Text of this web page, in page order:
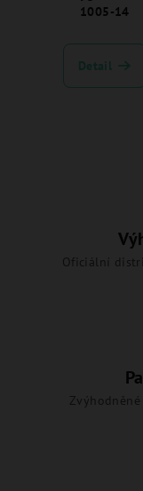
1005-14
Detail
Oficiální